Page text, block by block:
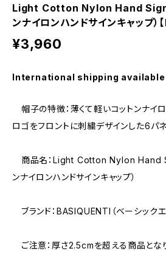
Light Cotton Nylon Hand Sign
ンナイロンハンドサインキャップ）
¥3,960
International shipping available
帽子の特徴：薄くて軽いコットンナイ
ロゴをフロントに刺繍デザインした6パ
商品名：Light Cotton Nylon Hand
ンナイロンハンドサインキャップ）
ブランド：BASIQUENTI（ベーシックエ
ご注意：厚さ2.5cmを超える商品とな